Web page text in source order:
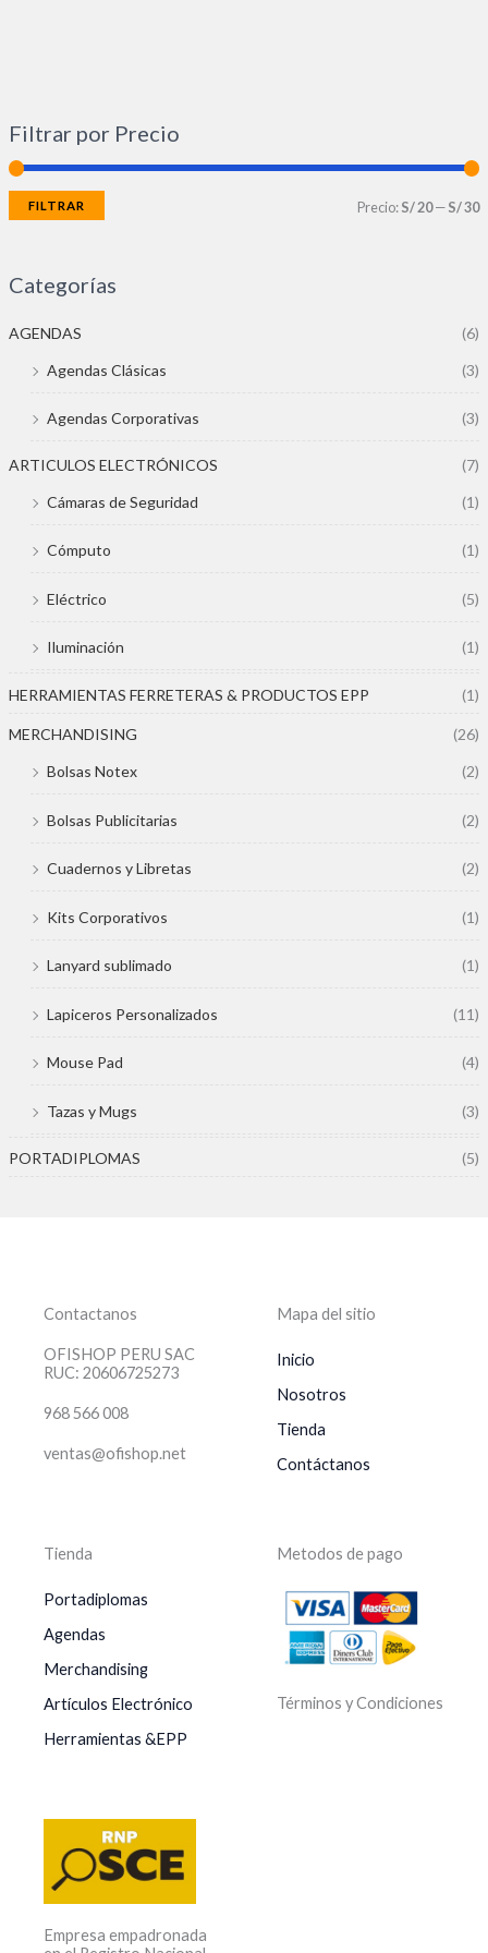
Filtrar por Precio
FILTRAR Precio:S/ 20—S/ 30
Categorías
AGENDAS
(6)
Agendas Clásicas
(3)
Agendas Corporativas (3)
ARTICULOS ELECTRÓNICOS
(7)
Cámaras de Seguridad
(1)
Cómputo (1)
Eléctrico (5)
Iluminación (1)
HERRAMIENTAS FERRETERAS & PRODUCTOS EPP (1)
MERCHANDISING
(26)
Bolsas Notex
(2)
Bolsas Publicitarias (2)
Cuadernos y Libretas (2)
Kits Corporativos (1)
Lanyard sublimado (1)
Lapiceros Personalizados (11)
Mouse Pad (4)
Tazas y Mugs (3)
PORTADIPLOMAS (5)
Contactanos
OFISHOP PERU SAC
RUC: 20606725273
968 566 008
ventas@ofishop.net
Mapa del sitio
Inicio
Nosotros
Tienda
Contáctanos
Tienda
Portadiplomas
Agendas
Merchandising
Artículos Electrónico
Herramientas &EPP
Metodos de pago
Términos y Condiciones
Empresa empadronada